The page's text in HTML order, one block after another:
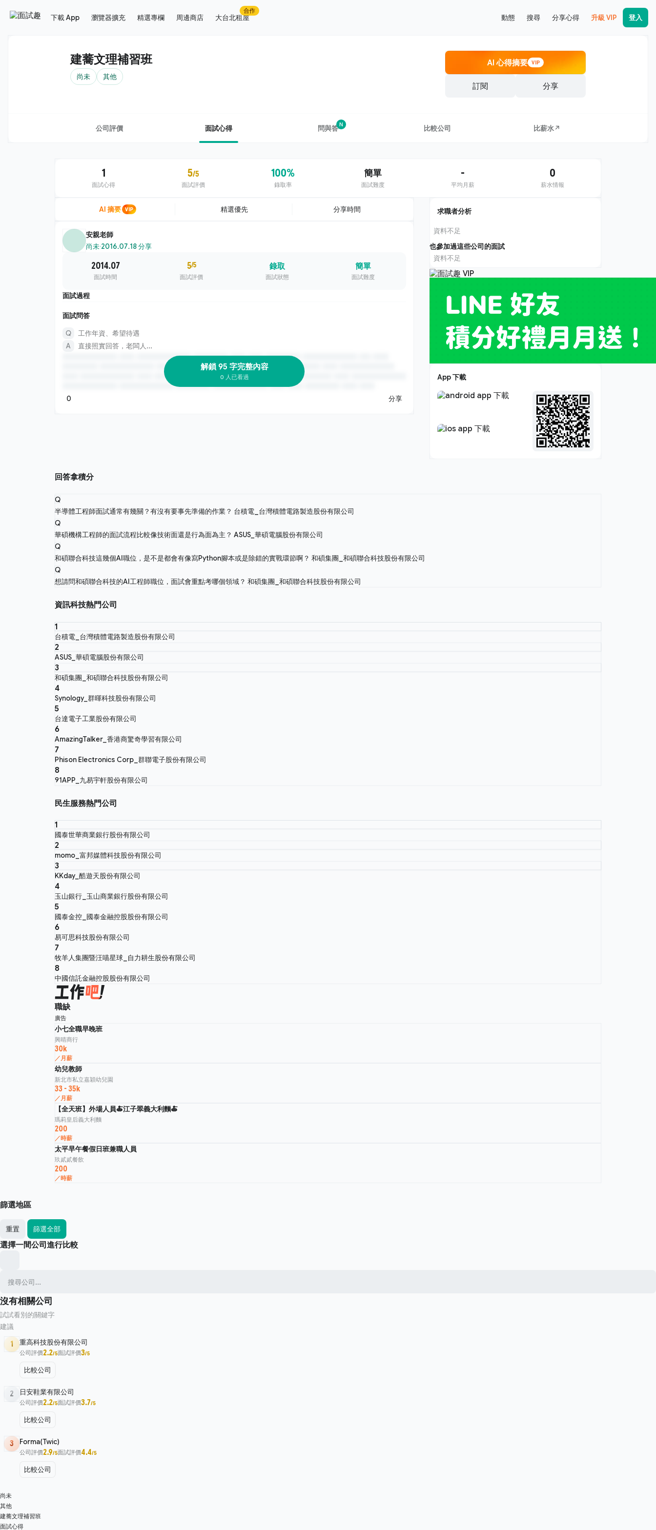
下載 App 瀏覽器擴充 精選專欄 周邊商店 大台北租屋
合作
動態 搜尋 分享心得 升級 VIP 登入
建蕎文理補習班
尚未 其他
AI 心得摘要 VIP
訂閱 分享
公司評價 面試心得 問與答N 比較公司 比薪水↗
1
面試心得
5/5
面試評價
100%
錄取率
簡單
面試難度
-
平均月薪
0
薪水情報
AI 摘要 VIP
安親老師
尚未·2016.07.18 分享
2014.07
面試時間
5/5
面試評價
錄取
面試狀態
簡單
面試難度
面試過程
面試問答
工作年資、希望待遇
直接照實回答，老闆人...
解鎖 95 字完整內容
0 人已看過
0 分享
求職者分析
資料不足
也參加過這些公司的面試
資料不足
App 下載
回答拿積分
Q
半導體工程師面試通常有幾關？有沒有要事先準備的作業？ 台積電_台灣積體電路製造股份有限公司
Q
華碩機構工程師的面試流程比較像技術面還是行為面為主？ ASUS_華碩電腦股份有限公司
Q
和碩聯合科技這幾個AI職位，是不是都會有像寫Python腳本或是除錯的實戰環節啊？ 和碩集團_和碩聯合科技股份有限公司
Q
想請問和碩聯合科技的AI工程師職位，面試會重點考哪個領域？ 和碩集團_和碩聯合科技股份有限公司
資訊科技熱門公司
1
台積電_台灣積體電路製造股份有限公司
2
ASUS_華碩電腦股份有限公司
3
和碩集團_和碩聯合科技股份有限公司
4
Synology_群暉科技股份有限公司
5
台達電子工業股份有限公司
6
AmazingTalker_香港商驚奇學習有限公司
7
Phison Electronics Corp_群聯電子股份有限公司
8
91APP_九易宇軒股份有限公司
民生服務熱門公司
1
國泰世華商業銀行股份有限公司
2
momo_富邦媒體科技股份有限公司
3
KKday_酷遊天股份有限公司
4
玉山銀行_玉山商業銀行股份有限公司
5
國泰金控_國泰金融控股股份有限公司
6
易可思科技股份有限公司
7
牧羊人集團暨汪喵星球_自力耕生股份有限公司
8
中國信託金融控股股份有限公司
職缺
廣告
小七全職早晚班
興晴商行
30k
／月薪
幼兒教師
新北市私立嘉穎幼兒園
33 - 35k
／月薪
【全天班】外場人員🍝江子翠義大利麵🍝
瑪莉皇后義大利麵
200
／時薪
太平早午餐假日班兼職人員
玖貳貳餐飲
200
／時薪
篩選地區
重置 篩選全部
選擇一間公司進行比較
沒有相關公司
試試看別的關鍵字
建議
1 重高科技股份有限公司
公司評價2.2/5面試評價3/5
比較公司
2 日安鞋業有限公司
公司評價2.2/5面試評價3.7/5
比較公司
3 Forma(Twic)
公司評價2.9/5面試評價4.4/5
比較公司
尚未
其他
建蕎文理補習班
面試心得